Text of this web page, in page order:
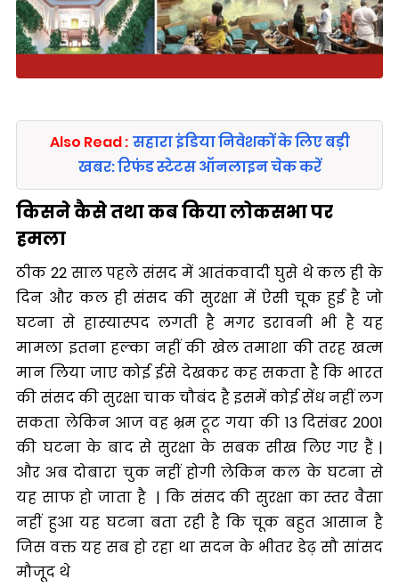
Also Read : सहारा इंडिया निवेशकों के लिए बड़ी
खबर: रिफंड स्टेटस ऑनलाइन चेक करें
किसने कैसे तथा कब किया लोकसभा पर
हमला
ठीक 22 साल पहले संसद में आतंकवादी घुसे थे कल ही के
दिन और कल ही संसद की सुरक्षा में ऐसी चूक हुई है जो
घटना से हास्यास्पद लगती है मगर डरावनी भी है यह
मामला इतना हल्का नहीं की खेल तमाशा की तरह खत्म
मान लिया जाए कोई ईसे देखकर कह सकता है कि भारत
की संसद की सुरक्षा चाक चौबंद है इसमें कोई सेंध नहीं लग
सकता लेकिन आज वह भ्रम टूट गया की 13 दिसंबर 2001
की घटना के बाद से सुरक्षा के सबक सीख लिए गए हैं |
और अब दोबारा चुक नहीं होगी लेकिन कल के घटना से
यह साफ हो जाता है | कि संसद की सुरक्षा का स्तर वैसा
नहीं हुआ यह घटना बता रही है कि चूक बहुत आसान है
जिस वक्त यह सब हो रहा था सदन के भीतर डेढ़ सौ सांसद
मौजूद थे